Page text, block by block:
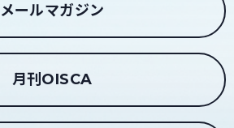
メールマガジン
月刊OISCA